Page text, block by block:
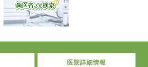
医院詳細情報